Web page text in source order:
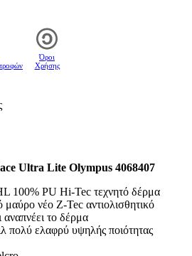
Όροι
Χρήσης
Ultra Lite Olympus 4068407
100% PU Hi-Tec τεχνητό δέρμα
νέο Z-Tec αντιολισθητικό
το δέρμα
πολύ ελαφρύ υψηλής ποιότητας